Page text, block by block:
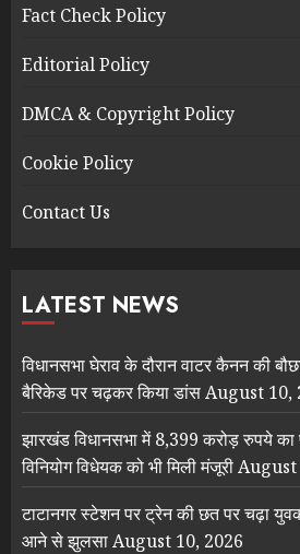
Fact Check Policy
Editorial Policy
DMCA & Copyright Policy
Cookie Policy
Contact Us
LATEST NEWS
विधानसभा घेराव के दौरान वाटर कैनन की
बैरिकेड पर चढ़कर किया डांसAugust 10,
झारखंड विधानसभा में 8,399 करोड़ रुपये
विनियोग विधेयक को भी मिली मंजूरीAugust
टाटानगर स्टेशन पर ट्रेन की छत पर चढ़ा
आने से झुलसाAugust 10, 2026